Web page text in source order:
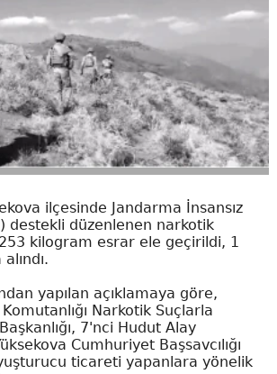
ilçesinde Jandarma İnsansız
destekli düzenlenen narkotik
kilogram esrar ele geçirildi, 1
yapılan açıklamaya göre,
Narkotik Suçlarla
7'nci Hudut Alay
Cumhuriyet Başsavcılığı
ticareti yapanlara yönelik